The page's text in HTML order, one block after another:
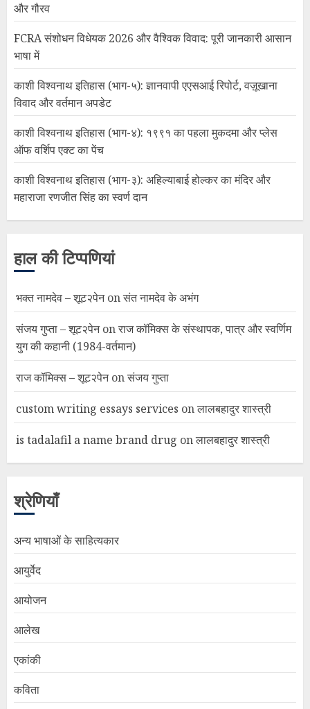
और गौरव
FCRA संशोधन विधेयक 2026 और वैश्विक विवाद: पूरी जानकारी आसान
भाषा में
काशी विश्वनाथ इतिहास (भाग-५): ज्ञानवापी एएसआई रिपोर्ट, वज़ूखाना
विवाद और वर्तमान अपडेट
काशी विश्वनाथ इतिहास (भाग-४): १९९१ का पहला मुकदमा और प्लेस
ऑफ वर्शिप एक्ट का पेंच
काशी विश्वनाथ इतिहास (भाग-३): अहिल्याबाई होल्कर का मंदिर और
महाराजा रणजीत सिंह का स्वर्ण दान
हाल की टिप्पणियां
भक्त नामदेव – शूट२पेनonसंत नामदेव के अभंग
संजय गुप्ता – शूट२पेनonराज कॉमिक्स के संस्थापक, पात्र और स्वर्णिम
युग की कहानी (1984-वर्तमान)
राज कॉमिक्स – शूट२पेनonसंजय गुप्ता
custom writing essays services onलालबहादुर शास्त्री
is tadalafil a name brand drug onलालबहादुर शास्त्री
श्रेणियाँ
अन्य भाषाओं के साहित्यकार
आयुर्वेद
आयोजन
आलेख
एकांकी
कविता